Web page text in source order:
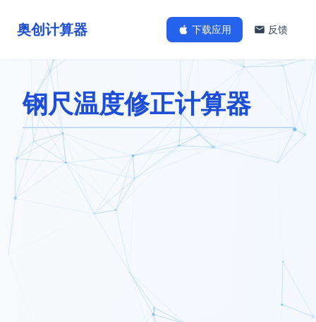
奥创计算器 下载应用 反馈
钢尺温度修正计算器